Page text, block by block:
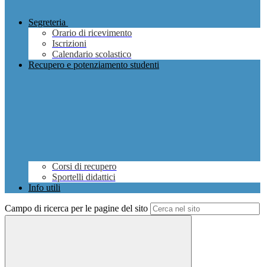
Segreteria
Orario di ricevimento
Iscrizioni
Calendario scolastico
Recupero e potenziamento studenti
Corsi di recupero
Sportelli didattici
Info utili
Campo di ricerca per le pagine del sito